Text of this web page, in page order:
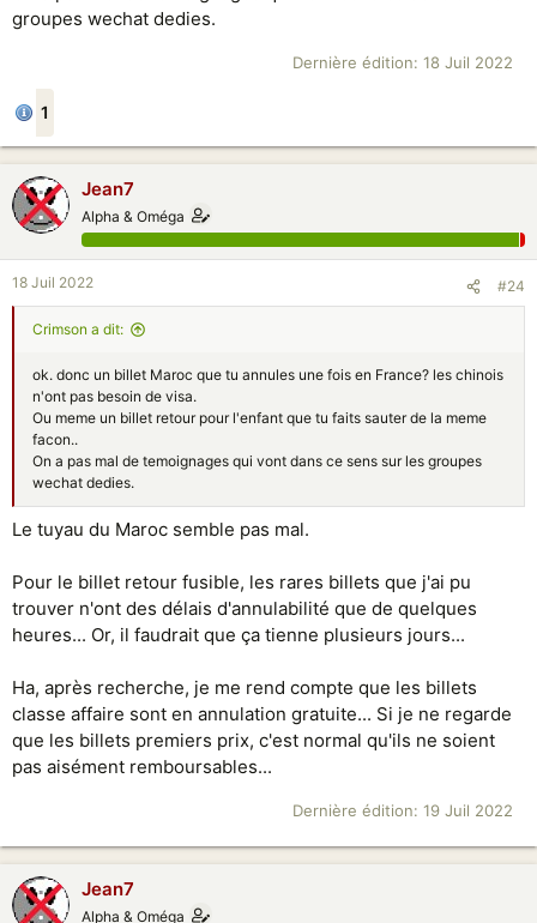
groupes wechat dedies.
Dernière édition: 18 Juil 2022
1
Jean7
Alpha & Oméga
18 Juil 2022 #24
Crimson a dit:
ok. donc un billet Maroc que tu annules une fois en France? les chinois
n'ont pas besoin de visa.
Ou meme un billet retour pour l'enfant que tu faits sauter de la meme
facon..
On a pas mal de temoignages qui vont dans ce sens sur les groupes
wechat dedies.
Le tuyau du Maroc semble pas mal.
Pour le billet retour fusible, les rares billets que j'ai pu
trouver n'ont des délais d'annulabilité que de quelques
heures... Or, il faudrait que ça tienne plusieurs jours...
Ha, après recherche, je me rend compte que les billets
classe affaire sont en annulation gratuite... Si je ne regarde
que les billets premiers prix, c'est normal qu'ils ne soient
pas aisément remboursables...
Dernière édition: 19 Juil 2022
Jean7
Alpha & Oméga